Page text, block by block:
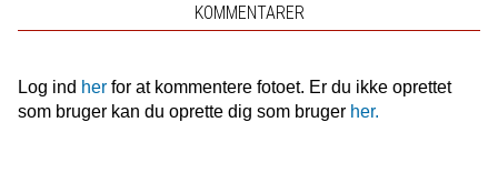
KOMMENTARER
Log ind herfor at kommentere fotoet. Er du ikke oprettet
som bruger kan du oprette dig som bruger her.